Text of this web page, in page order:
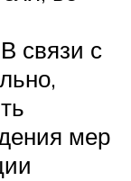
связи с
мер